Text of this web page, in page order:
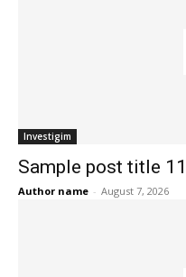
Investigim
Sample post title 11
Author name - August 7, 2026